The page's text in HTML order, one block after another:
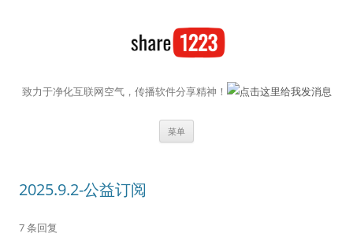
致力于净化互联网空气，传播软件分享精神！
菜单
2025.9.2-公益订阅
7 条回复